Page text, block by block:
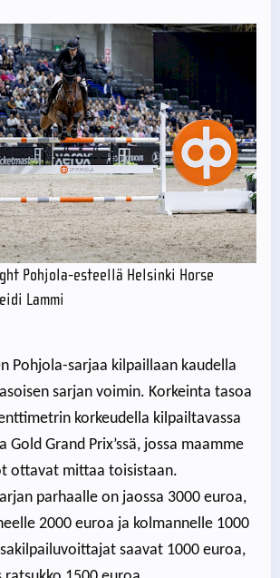
Pohjola-esteellä Helsinki Horse
Lammi
Pohjola-sarjaa kilpaillaan kaudella
sarjan voimin. Korkeinta tasoa
korkeudella kilpailtavassa
Gold Grand Prix’ssä, jossa maamme
ottavat mittaa toisistaan.
parhaalle on jaossa 3000 euroa,
2000 euroa ja kolmannelle 1000
saavat 1000 euroa,